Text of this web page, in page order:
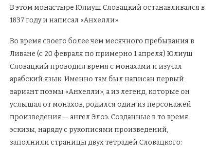
В этом монастыре Юлиуш Словацкий останавливался в
1837 году и написал «Анхелли».
Во время своего более чем месячного пребывания в
Ливане (с 20 февраля по примерно 1 апреля) Юлиуш
Словацкий проводил время с монахами и изучал
арабский язык. Именно там был написан первый
вариант поэмы «Анхелли», а из легенд, которые он
услышал от монахов, родился один из персонажей
произведения — ангел Элоэ. Созданные в то время
эскизы, наряду с рукописями произведений,
заполнили страницы двух тетрадей Словацкого: